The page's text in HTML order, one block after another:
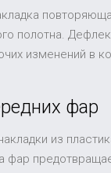
полотна.
изменений в
фар
из
фар